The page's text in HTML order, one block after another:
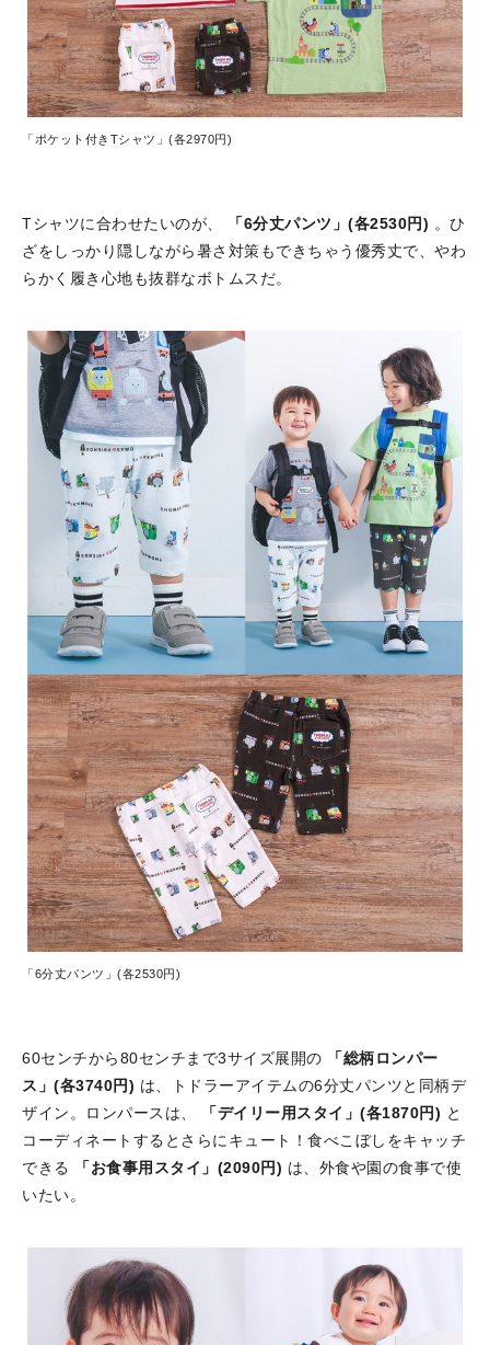
「ポケット付きTシャツ」(各2970円)
Tシャツに合わせたいのが、 「6分丈パンツ」(各2530円) 。ひ
ざをしっかり隠しながら暑さ対策もできちゃう優秀丈で、やわ
らかく履き心地も抜群なボトムスだ。
「6分丈パンツ」(各2530円)
60センチから80センチまで3サイズ展開の
「総柄ロンパー
ス」(各3740円) は、トドラーアイテムの6分丈パンツと同柄デ
ザイン。ロンパースは、
「デイリー用スタイ」(各1870円) と
コーディネートするとさらにキュート！食べこぼしをキャッチ
できる
「お食事用スタイ」(2090円) は、外食や園の食事で使
いたい。